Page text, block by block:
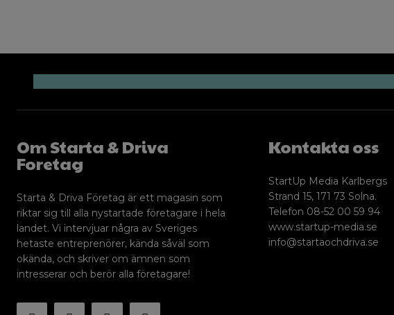
Om Starta & Driva
Foretag
Starta & Driva Företag är ett magasin som
riktar sig till alla nystartade företagare i hela
landet. Vi intervjuar några av Sveriges
hetaste entreprenörer, kända såväl som
okända, och skriver om ämnen som
intresserar och berör alla företagare!
Kontakta oss
StartUp Media Karlbergs
Strand 15, 171 73 Solna.
Telefon 08-52 00 59 94
www.startup-media.se
info@startaochdriva.se